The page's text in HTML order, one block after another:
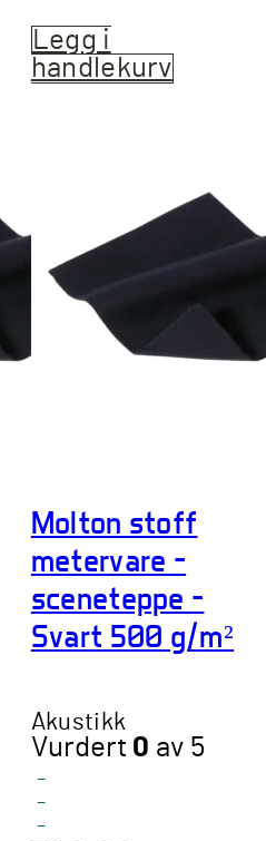
Legg i
handlekurv
Molton stoff
metervare –
sceneteppe –
Svart 500 g/m²
Akustikk
Vurdert 0 av 5
-
-
-